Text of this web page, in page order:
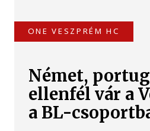
ONE VESZPRÉM HC
Német,
ellenfél vár a
a BL-